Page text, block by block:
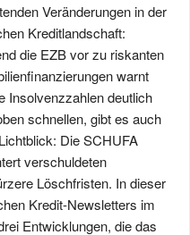
Veränderungen in der
Kreditlandschaft:
die EZB vor zu riskanten
warnt
Insolvenzzahlen deutlich
schnellen, gibt es auch
Die SCHUFA
verschuldeten
Löschfristen. In dieser
Kredit-Newsletters im
Entwicklungen, die das